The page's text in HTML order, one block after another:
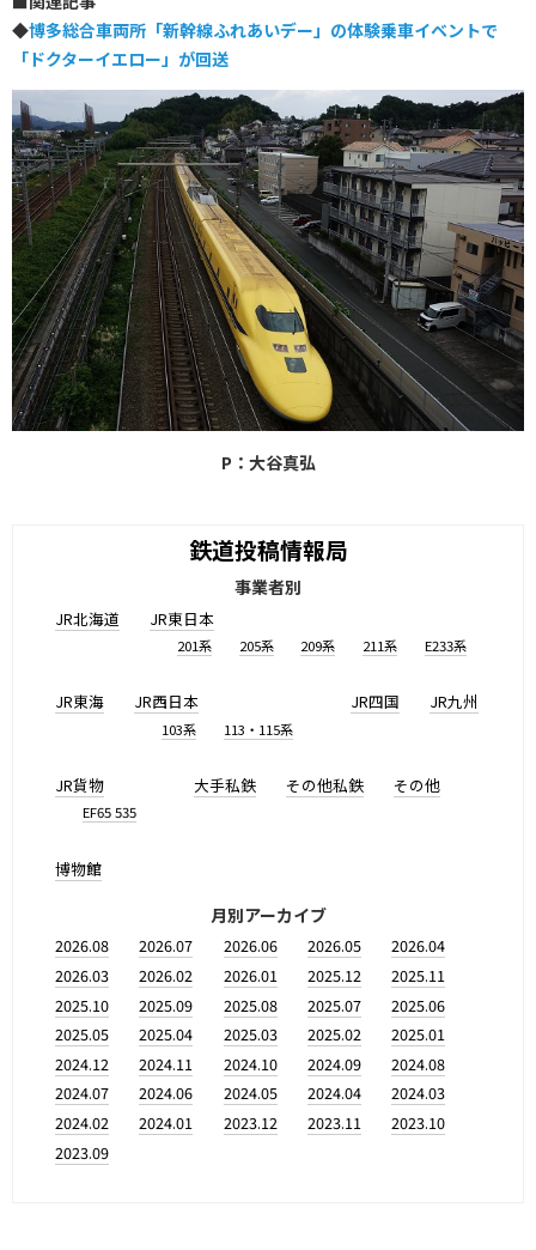
◆博多総合車両所「新幹線ふれあいデー」の体験乗車イベントで
「ドクターイエロー」が回送
P：大谷真弘
鉄道投稿情報局
事業者別
JR北海道 JR東日本
201系 205系 209系 211系 E233系
JR東海 JR西日本
103系 113・115系
JR四国 JR九州
JR貨物
EF65 535
大手私鉄 その他私鉄 その他
博物館
月別アーカイブ
2026.08 2026.07 2026.06 2026.05
2026.04
2026.03
2026.02 2026.01 2025.12
2025.11
2025.10
2025.09 2025.08 2025.07
2025.06
2025.05
2025.04 2025.03 2025.02
2025.01
2024.12
2024.11 2024.10 2024.09
2024.08
2024.07
2024.06 2024.05 2024.04
2024.03
2024.02
2024.01 2023.12 2023.11
2023.10
2023.09